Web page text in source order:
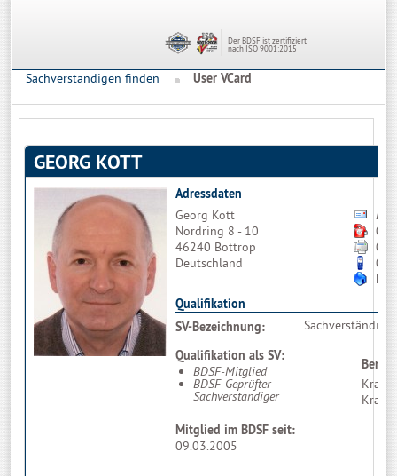
Der BDSF ist zertifiziert
nach ISO 9001:2015
Sachverständigen finden User VCard
GEORG KOTT
Adressdaten
Georg Kott
Nordring 8 - 10
46240 Bottrop
Deutschland
Qualifikation
SV-Bezeichnung:
Qualifikation als SV:
BDSF-Mitglied
BDSF-Geprüfter
Sachverständiger
Mitglied im BDSF seit:
09.03.2005